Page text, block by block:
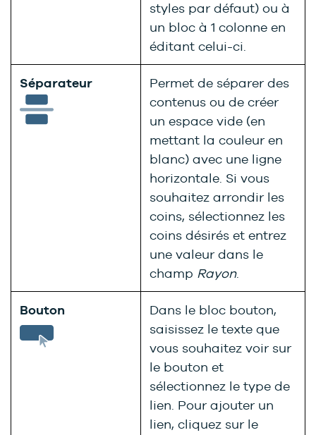
styles par défaut) ou à
un bloc à 1 colonne en
éditant celui-ci.
Séparateur
Permet de séparer des
contenus ou de créer
un espace vide (en
mettant la couleur en
blanc) avec une ligne
horizontale. Si vous
souhaitez arrondir les
coins, sélectionnez les
coins désirés et entrez
une valeur dans le
champ Rayon.
Bouton
Dans le bloc bouton,
saisissez le texte que
vous souhaitez voir sur
le bouton et
sélectionnez le type de
lien. Pour ajouter un
lien, cliquez sur le